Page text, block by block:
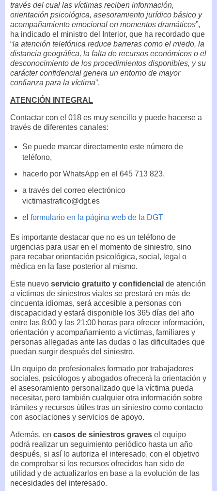
través del cual las víctimas reciben información,
orientación psicológica, asesoramiento jurídico básico y
acompañamiento emocional en momentos dramáticos”,
ha indicado el ministro del Interior, que ha recordado que
“la atención telefónica reduce barreras como el miedo, la
distancia geográfica, la falta de recursos económicos o el
desconocimiento de los procedimientos disponibles, y su
carácter confidencial genera un entorno de mayor
confianza para la víctima”.
ATENCIÓN INTEGRAL
Contactar con el 018 es muy sencillo y puede hacerse a
través de diferentes canales:
Se puede marcar directamente este número de
teléfono,
hacerlo por WhatsApp en el 645 713 823,
a través del correo electrónico
victimastrafico@dgt.es
el formulario en la página web de la DGT
Es importante destacar que no es un teléfono de
urgencias para usar en el momento de siniestro, sino
para recabar orientación psicológica, social, legal o
médica en la fase posterior al mismo.
Este nuevo servicio gratuito y confidencial de atención
a víctimas de siniestros viales se prestará en más de
cincuenta idiomas, será accesible a personas con
discapacidad y estará disponible los 365 días del año
entre las 8:00 y las 21:00 horas para ofrecer información,
orientación y acompañamiento a víctimas, familiares y
personas allegadas ante las dudas o las dificultades que
puedan surgir después del siniestro.
Un equipo de profesionales formado por trabajadores
sociales, psicólogos y abogados ofrecerá la orientación y
el asesoramiento personalizado que la víctima pueda
necesitar, pero también cualquier otra información sobre
trámites y recursos útiles tras un siniestro como contacto
con asociaciones y servicios de apoyo.
Además, en casos de siniestros graves el equipo
podrá realizar un seguimiento periódico hasta un año
después, si así lo autoriza el interesado, con el objetivo
de comprobar si los recursos ofrecidos han sido de
utilidad y de actualizarlos en base a la evolución de las
necesidades del interesado.